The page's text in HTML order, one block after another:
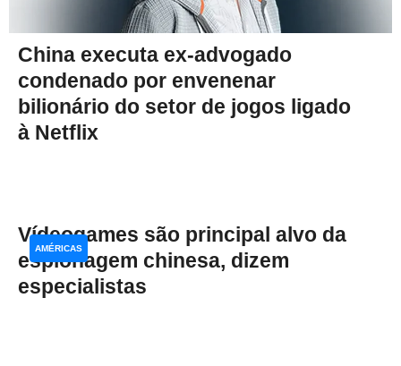
China executa ex-advogado
condenado por envenenar
bilionário do setor de jogos ligado
à Netflix
Vídeogames são principal alvo da
espionagem chinesa, dizem
especialistas
AMÉRICAS